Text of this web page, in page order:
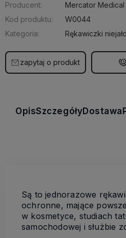
Producent:
Mercator Medical
Kod produktu:
W0044
Kategoria:
Rękawiczki
zapytaj o produkt
OpisSzczegółyDostawa
Są to jednorazowe
ochronne, mające
w kosmetyce, studiach
samochodowej i służbie